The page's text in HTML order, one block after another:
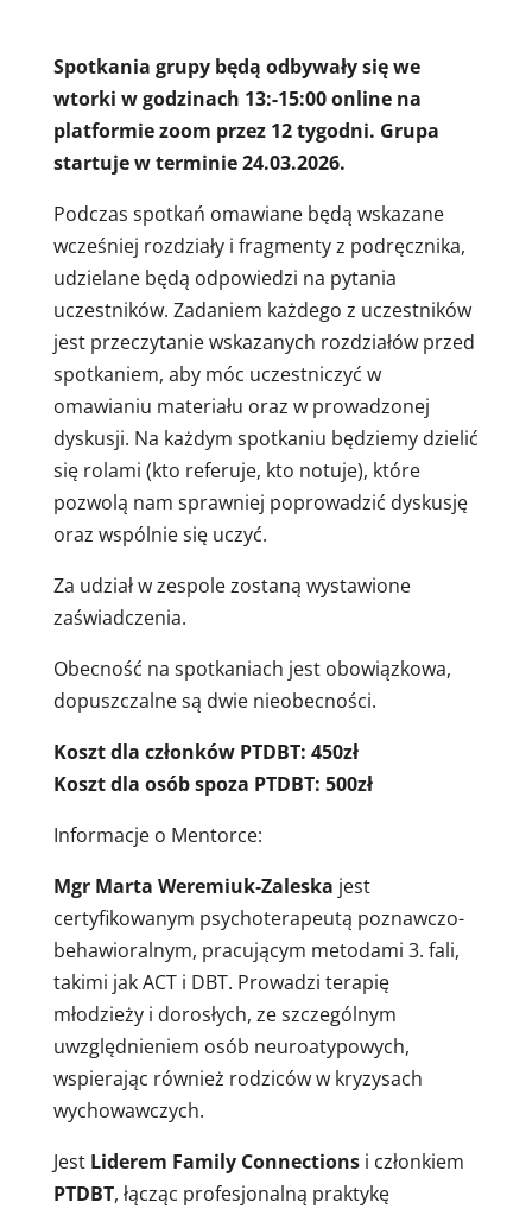
Spotkania grupy będą odbywały się we
wtorki w godzinach 13:-15:00 online na
platformie zoom przez 12 tygodni. Grupa
startuje w terminie 24.03.2026.
Podczas spotkań omawiane będą wskazane
wcześniej rozdziały i fragmenty z podręcznika,
udzielane będą odpowiedzi na pytania
uczestników. Zadaniem każdego z uczestników
jest przeczytanie wskazanych rozdziałów przed
spotkaniem, aby móc uczestniczyć w
omawianiu materiału oraz w prowadzonej
dyskusji. Na każdym spotkaniu będziemy dzielić
się rolami (kto referuje, kto notuje), które
pozwolą nam sprawniej poprowadzić dyskusję
oraz wspólnie się uczyć.
Za udział w zespole zostaną wystawione
zaświadczenia.
Obecność na spotkaniach jest obowiązkowa,
dopuszczalne są dwie nieobecności.
Koszt dla członków PTDBT: 450zł
Koszt dla osób spoza PTDBT: 500zł
Informacje o Mentorce:
Mgr Marta Weremiuk‑Zaleska jest
certyfikowanym psychoterapeutą poznawczo-
behawioralnym, pracującym metodami 3. fali,
takimi jak ACT i DBT. Prowadzi terapię
młodzieży i dorosłych, ze szczególnym
uwzględnieniem osób neuroatypowych,
wspierając również rodziców w kryzysach
wychowawczych.
Jest Liderem Family Connectionsi członkiem
PTDBT, łącząc profesjonalną praktykę